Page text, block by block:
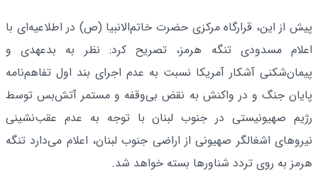
پیش از این، قرارگاه مرکزی حضرت خاتم‌الانبیا (ص) در اطلاعیه‌ای با
اعلام مسدودی تنگه هرمز، تصریح کرد: نظر به بدعهدی‌ و
پیمان‌شکنی آشکار آمریکا نسبت به عدم اجرای بند اول تفاهم‌نامه
پایان جنگ و در واکنش به نقض بی‌وقفه و مستمر آتش‌بس توسط
رژیم صهیونیستی در جنوب لبنان با توجه به عدم عقب‌نشینی
نیروهای اشغالگر صهیونی از اراضی جنوب لبنان، اعلام می‌دارد تنگه
هرمز به روی تردد شناورها بسته خواهد شد.